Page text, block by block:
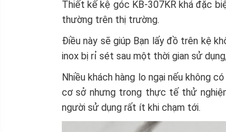
Thiết kế kệ góc KB-307KR khá đặc
thường trên thị trường.
Điều này sẽ giúp Bạn lấy đồ trên kệ
inox bị rỉ sét sau một thời gian sử
Nhiều khách hàng lo ngại nếu không
cơ sở nhưng trong thực tế thử
người sử dụng rất ít khi chạm tới.